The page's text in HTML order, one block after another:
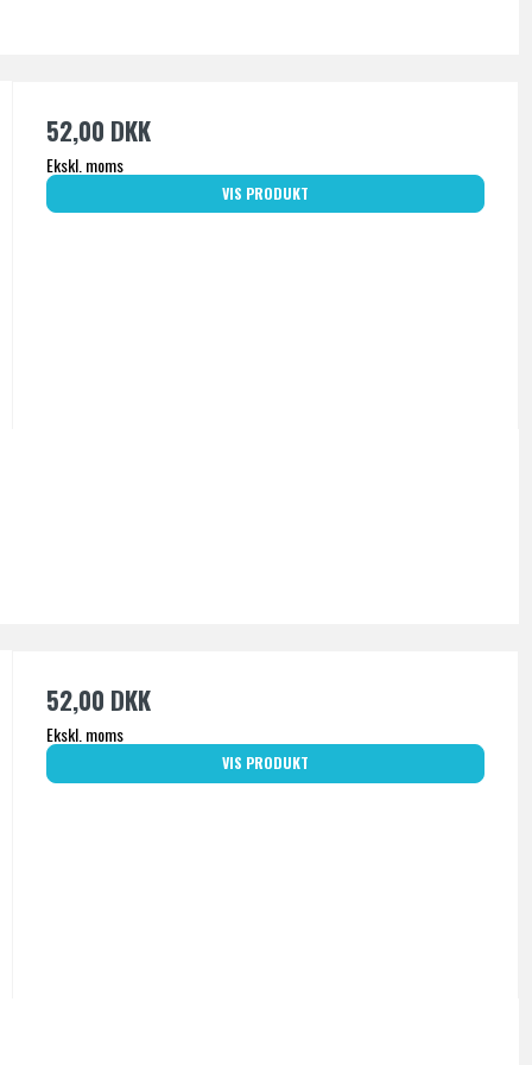
52,00 DKK
Ekskl. moms
VIS PRODUKT
52,00 DKK
Ekskl. moms
VIS PRODUKT